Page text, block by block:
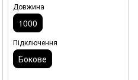
Довжина
1000
Підключення
Бокове